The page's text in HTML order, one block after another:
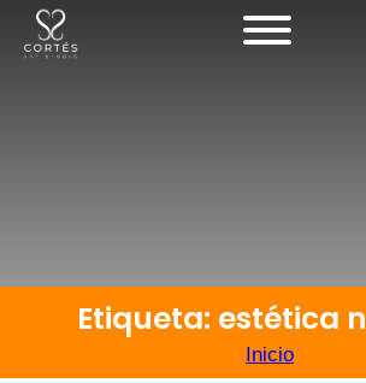
Etiqueta: estética
Inicio